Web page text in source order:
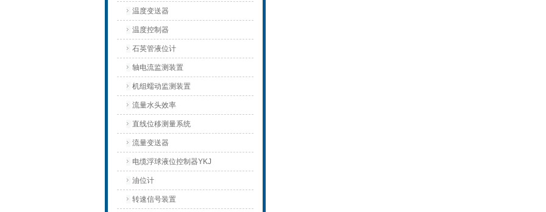
温度变送器
温度控制器
石英管液位计
轴电流监测装置
机组蠕动监测装置
流量水头效率
直线位移测量系统
流量变送器
电缆浮球液位控制器YKJ
油位计
转速信号装置